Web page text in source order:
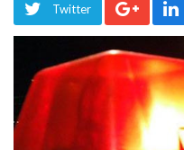
Twitter